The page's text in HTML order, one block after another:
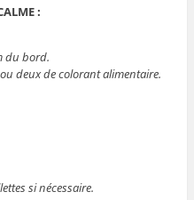
:
du bord.
deux de colorant alimentaire.
si nécessaire.